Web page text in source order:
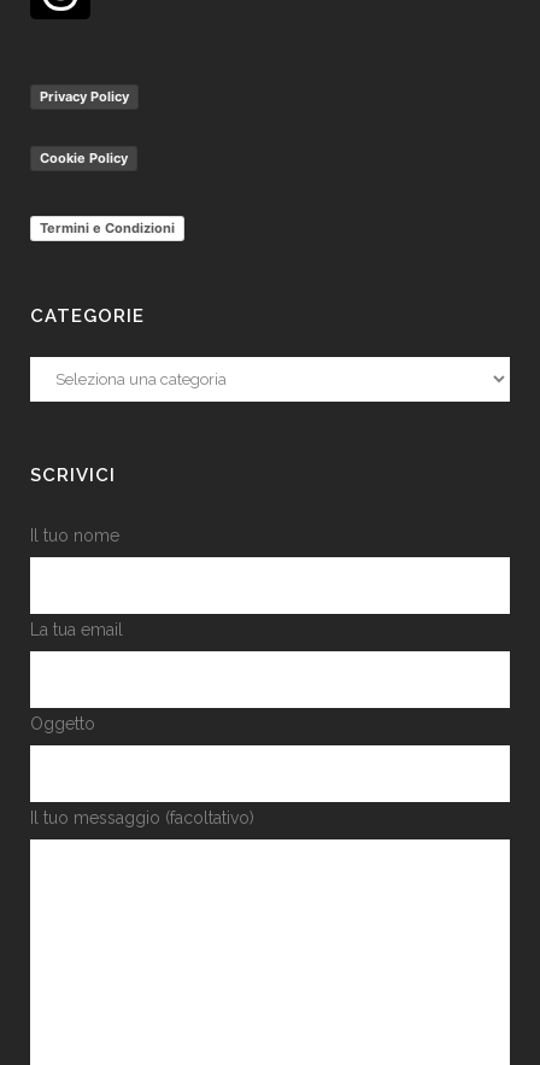
Privacy Policy
Cookie Policy
Termini e Condizioni
CATEGORIE
Categorie
SCRIVICI
Il tuo nome
La tua email
Oggetto
Il tuo messaggio (facoltativo)